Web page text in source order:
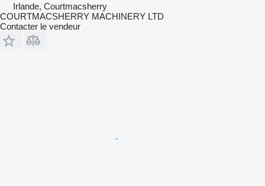
Irlande, Courtmacsherry
COURTMACSHERRY MACHINERY LTD
Contacter le vendeur